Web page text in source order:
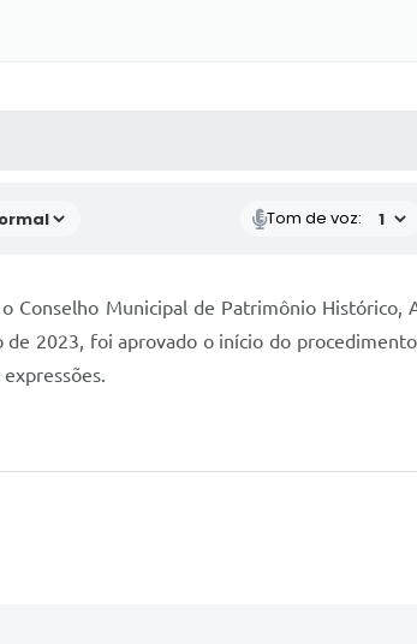
Tom de voz:
Conselho Municipal de Patrimônio Histórico,
2023, foi aprovado o início do